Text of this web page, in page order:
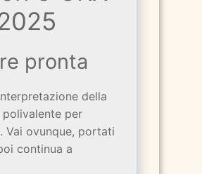
pronta
della
per
Vai ovunque, portati
continua a